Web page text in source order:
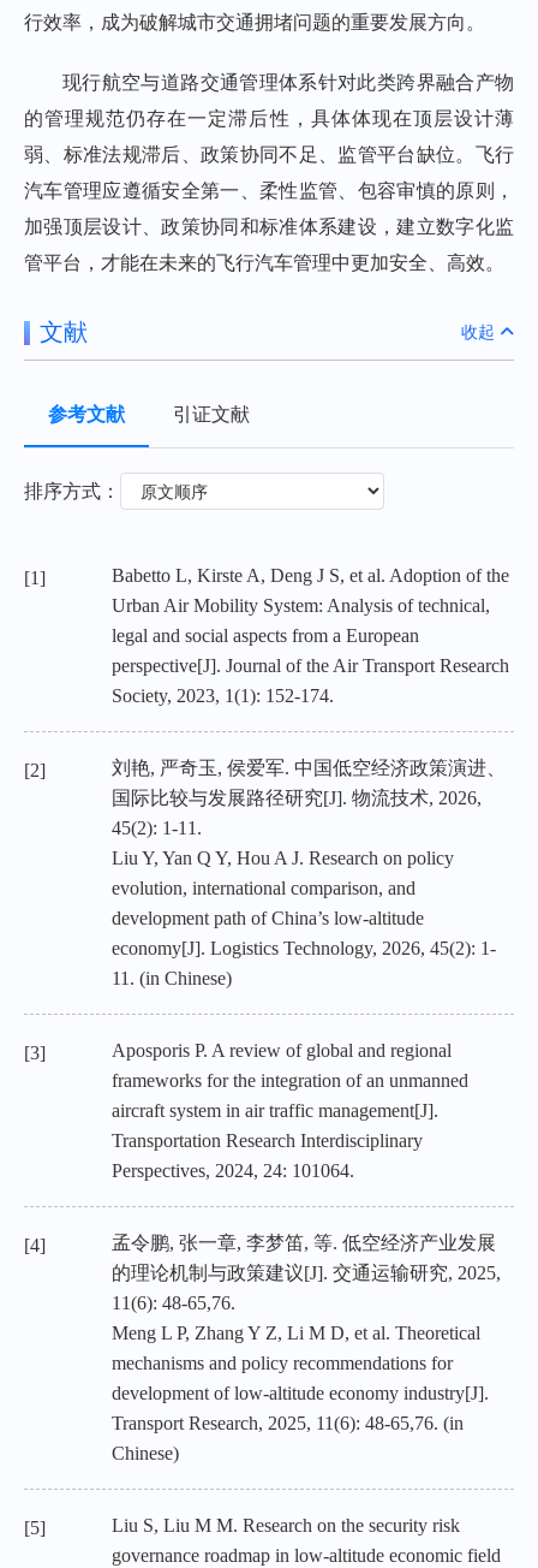
行效率，成为破解城市交通拥堵问题的重要发展方向。
现行航空与道路交通管理体系针对此类跨界融合产物
的管理规范仍存在一定滞后性，具体体现在顶层设计薄
弱、标准法规滞后、政策协同不足、监管平台缺位。飞行
汽车管理应遵循安全第一、柔性监管、包容审慎的原则，
加强顶层设计、政策协同和标准体系建设，建立数字化监
管平台，才能在未来的飞行汽车管理中更加安全、高效。
文献 收起
参考文献 引证文献
排序方式：
[1]
Babetto L, Kirste A, Deng J S, et al. Adoption of the
Urban Air Mobility System: Analysis of technical,
legal and social aspects from a European
perspective[J]. Journal of the Air Transport Research
Society, 2023, 1(1): 152-174.
[2]
刘艳, 严奇玉, 侯爱军. 中国低空经济政策演进、
国际比较与发展路径研究[J]. 物流技术, 2026,
45(2): 1-11.
Liu Y, Yan Q Y, Hou A J. Research on policy
evolution, international comparison, and
development path of China’s low-altitude
economy[J]. Logistics Technology, 2026, 45(2): 1-
11. (in Chinese)
[3]
Aposporis P. A review of global and regional
frameworks for the integration of an unmanned
aircraft system in air traffic management[J].
Transportation Research Interdisciplinary
Perspectives, 2024, 24: 101064.
[4]
孟令鹏, 张一章, 李梦笛, 等. 低空经济产业发展
的理论机制与政策建议[J]. 交通运输研究, 2025,
11(6): 48-65,76.
Meng L P, Zhang Y Z, Li M D, et al. Theoretical
mechanisms and policy recommendations for
development of low-altitude economy industry[J].
Transport Research, 2025, 11(6): 48-65,76. (in
Chinese)
[5]
Liu S, Liu M M. Research on the security risk
governance roadmap in low-altitude economic field